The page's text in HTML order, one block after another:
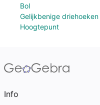
Bol
Gelijkbenige driehoeken
Hoogtepunt
Info